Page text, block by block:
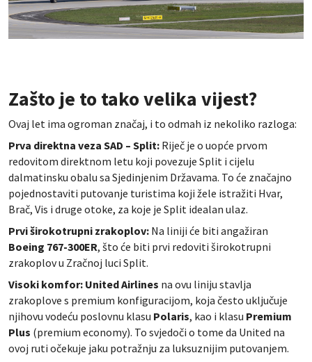
Zašto je to tako velika vijest?
Ovaj let ima ogroman značaj, i to odmah iz nekoliko razloga:
Prva direktna veza SAD – Split: Riječ je o uopće prvom
redovitom direktnom letu koji povezuje Split i cijelu
dalmatinsku obalu sa Sjedinjenim Državama. To će značajno
pojednostaviti putovanje turistima koji žele istražiti Hvar,
Brač, Vis i druge otoke, za koje je Split idealan ulaz.
Prvi širokotrupni zrakoplov: Na liniji će biti angažiran
Boeing 767-300ER, što će biti prvi redoviti širokotrupni
zrakoplov u Zračnoj luci Split.
Visoki komfor: United Airlines na ovu liniju stavlja
zrakoplove s premium konfiguracijom, koja često uključuje
njihovu vodeću poslovnu klasu Polaris, kao i klasu Premium
Plus (premium economy). To svjedoči o tome da United na
ovoj ruti očekuje jaku potražnju za luksuznijim putovanjem.